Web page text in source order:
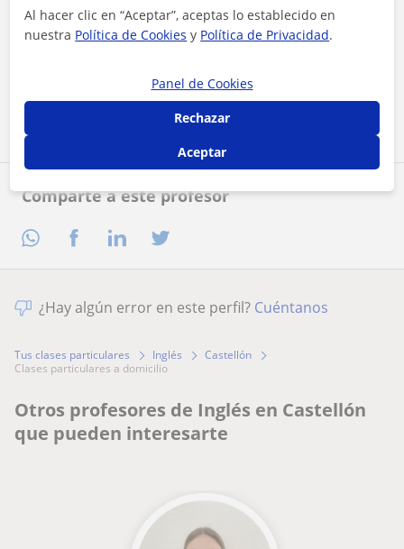
Comparte a este profesor
Contactar ahora
¿Hay algún error en este perfil? Cuéntanos
Tus clases particulares Inglés
Castellón
clases particulares a domicilio
Otros profesores de Inglés en Castellón
que pueden interesarte
Al hacer clic en “Aceptar”, aceptas lo establecido en
nuestra Política de Cookies y Política de Privacidad.
Panel de Cookies
Rechazar
Aceptar